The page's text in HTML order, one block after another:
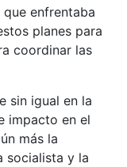
enfrentaba
planes para
coordinar las
sin igual en la
impacto en el
más la
socialista y la